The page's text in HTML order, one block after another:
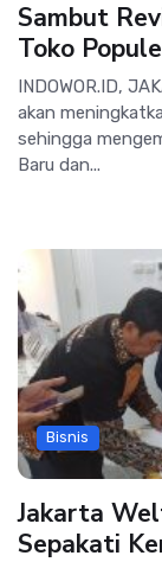
Sambut
Toko
INDOWOR.ID,
akan
sehingga
Baru dan...
Bisnis
Jakarta
Sepakati